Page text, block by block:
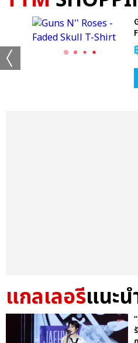
แกลเลอรีแนะน